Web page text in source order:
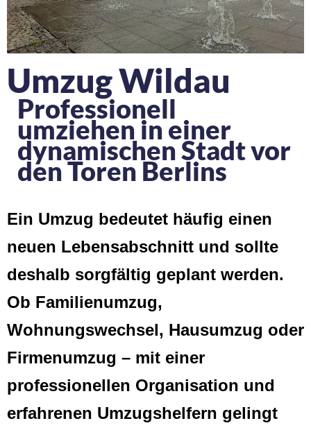
Umzug Wildau
Professionell
umziehen in einer
dynamischen Stadt vor
den Toren Berlins
Ein Umzug bedeutet häufig einen
neuen Lebensabschnitt und sollte
deshalb sorgfältig geplant werden.
Ob Familienumzug,
Wohnungswechsel, Hausumzug oder
Firmenumzug – mit einer
professionellen Organisation und
erfahrenen Umzugshelfern gelingt